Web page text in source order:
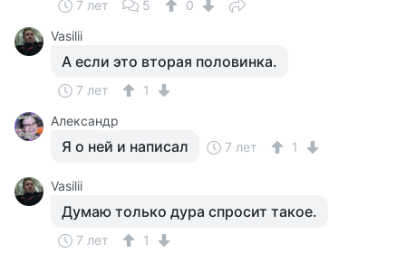
7 лет 5
0
Vasilii
А если это вторая половинка.
7 лет
1
Александр
Я о ней и написал 7 лет 1
Vasilii
Думаю только дура спросит такое.
7 лет
1